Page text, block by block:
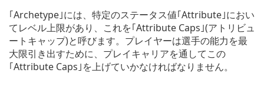
｢Archetype｣には、特定のステータス値｢Attribute｣におい
てレベル上限があり、これを｢Attribute Caps｣(アトリビュ
ートキャップ)と呼びます。プレイヤーは選手の能力を最
大限引き出すために、プレイキャリアを通してこの
｢Attribute Caps｣を上げていかなければなりません。